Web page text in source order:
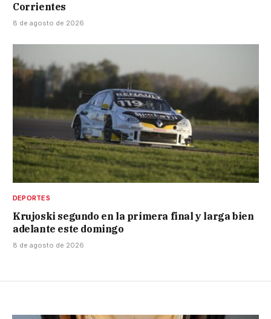
Corrientes
8 de agosto de 2026
DEPORTES
Krujoski segundo en la primera final y larga bien
adelante este domingo
8 de agosto de 2026